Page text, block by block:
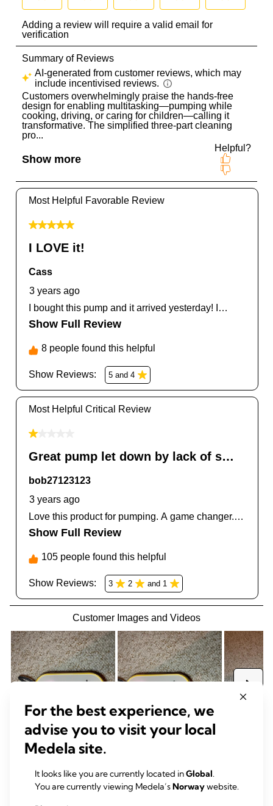
For the best experience, we
advise you to visit your local
Medela site.
It looks like you are currently located inGlobal.
You are currently viewing Medela’sNorwaywebsite.